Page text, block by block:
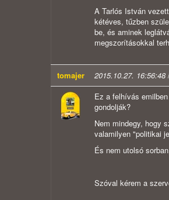
A Tarlós István
kétéves, tűzben
be, és aminek
megszorításokkal
tomajer 2015.10.27. 16:56:48
Ez a felhívás
gondolják?
Nem mindegy, hogy
valamilyen "politikai
És nem utolsó
Szóval kérem a